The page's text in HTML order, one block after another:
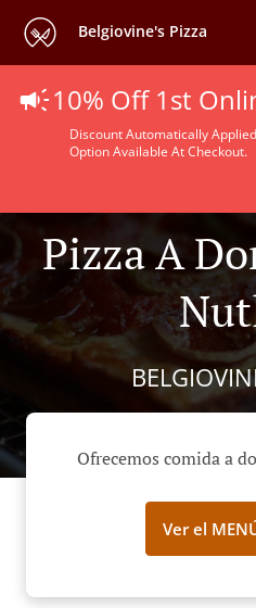
Belgiovine's Pizza
10% Off 1st
Discount Automatically
Option Available At Checkout.
Pizza A
Ofrecemos comida a
Ver el